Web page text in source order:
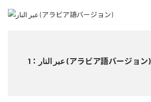
1 ： عبر النار (アラビア語バージョン)